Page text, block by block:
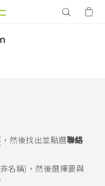
，然後找出並點選聯絡
名稱)，然後選擇要與